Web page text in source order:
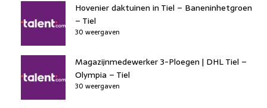
Hovenier daktuinen in Tiel – Baneninhetgroen
– Tiel
30 weergaven
Magazijnmedewerker 3-Ploegen | DHL Tiel –
Olympia – Tiel
30 weergaven